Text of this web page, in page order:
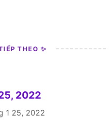
THEO ✨
2022
1 25, 2022